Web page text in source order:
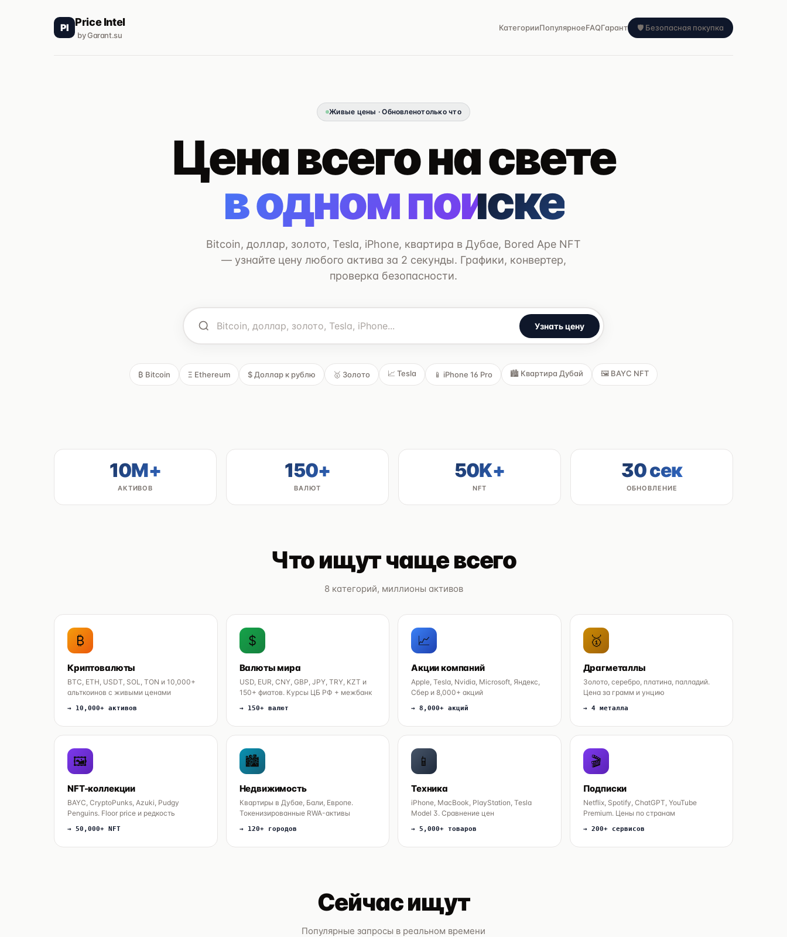
PI Price Intel
by Garant.su
КатегорииПопулярноеFAQГарант 🛡 Безопасная покупка
Живые цены · Обновленотолько что
Цена всего на свете
в одном поиске
Bitcoin, доллар, золото, Tesla, iPhone, квартира в Дубае, Bored Ape NFT
— узнайте цену любого актива за 2 секунды. Графики, конвертер,
проверка безопасности.
Узнать цену
₿ Bitcoin Ξ Ethereum $ Доллар к рублю 🥇 Золото 📈 Tesla 📱 iPhone 16 Pro 🏙️ Квартира Дубай 🖼 BAYC NFT
10M+
АКТИВОВ
150+
ВАЛЮТ
50K+
NFT
30 сек
ОБНОВЛЕНИЕ
Что ищут чаще всего
8 категорий, миллионы активов
₿
Криптовалюты
BTC, ETH, USDT, SOL, TON и 10,000+
альткоинов с живыми ценами
→ 10,000+ активов
$
Валюты мира
USD, EUR, CNY, GBP, JPY, TRY, KZT и
150+ фиатов. Курсы ЦБ РФ + межбанк
→ 150+ валют
📈
Акции компаний
Apple, Tesla, Nvidia, Microsoft, Яндекс,
Сбер и 8,000+ акций
→ 8,000+ акций
🥇
Драгметаллы
Золото, серебро, платина, палладий.
Цена за грамм и унцию
→ 4 металла
🖼
NFT-коллекции
BAYC, CryptoPunks, Azuki, Pudgy
Penguins. Floor price и редкость
→ 50,000+ NFT
🏙
Недвижимость
Квартиры в Дубае, Бали, Европе.
Токенизированные RWA-активы
→ 120+ городов
📱
Техника
iPhone, MacBook, PlayStation, Tesla
Model 3. Сравнение цен
→ 5,000+ товаров
🎬
Подписки
Netflix, Spotify, ChatGPT, YouTube
Premium. Цены по странам
→ 200+ сервисов
Сейчас ищут
Популярные запросы в реальном времени